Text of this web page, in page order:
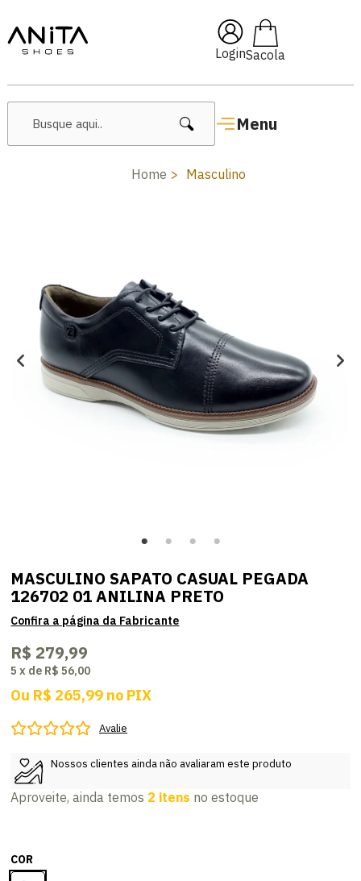
Login
Menu
🔥 Lançamentos Femininos
Home Masculino
MASCULINO SAPATO CASUAL PEGADA
126702 01 ANILINA PRETO
R$ 279,99
5 x de R$ 56,00
Ou R$ 265,99 no PIX
Avalie
Nossos clientes ainda não avaliaram este produto
Aproveite, ainda temos 2 itens no estoque
COR